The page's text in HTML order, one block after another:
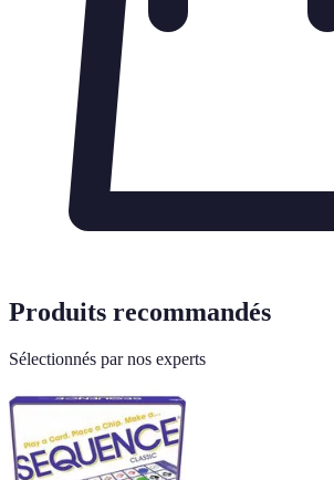
Produits recommandés
Sélectionnés par nos experts